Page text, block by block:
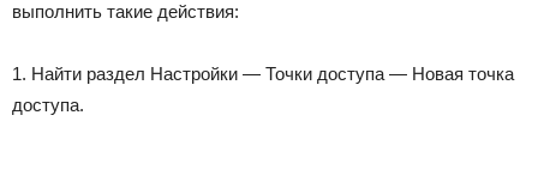
выполнить такие действия:
1. Найти раздел Настройки — Точки доступа — Новая точка
доступа.